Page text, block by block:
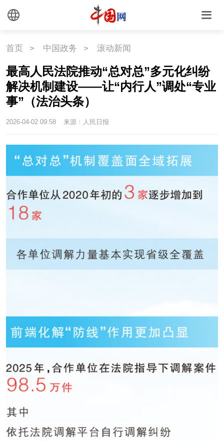
首页 > 中国政务 > 滚动新闻
最高人民法院推动“总对总”多元化纠纷
解决机制建设——让“内行人”调处“专业
事”（法治头条）
2026-04-02 09:58 来源：人民日报